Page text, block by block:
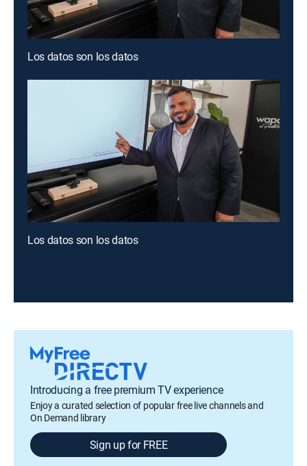
Los datos son los datos
Los datos son los datos
Introducing a free premium TV experience
Enjoy a curated selection of popular free live channels and
On Demand library
Sign up for FREE